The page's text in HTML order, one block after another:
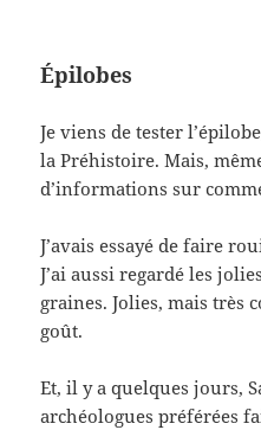
Épilobes
Je viens de tester
la Préhistoire. Mais,
d’informations sur
J’avais essayé de faire
J’ai aussi regardé les
graines. Jolies, mais très
goût.
Et, il y a quelques jours,
archéologues préférées